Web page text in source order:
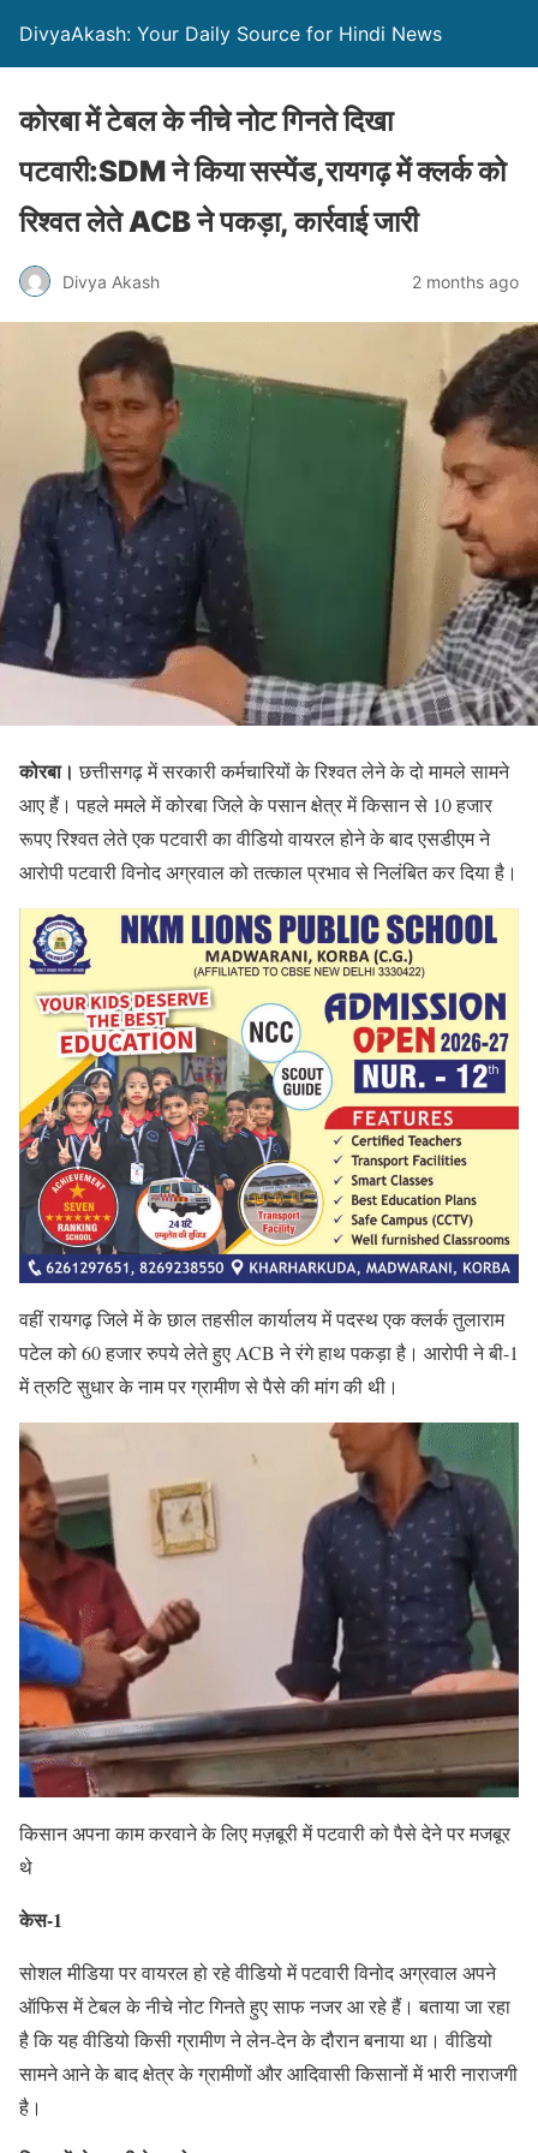
DivyaAkash: Your Daily Source for Hindi News
कोरबा में टेबल के नीचे नोट गिनते दिखा
पटवारी:SDM ने किया सस्पेंड,रायगढ़ में क्लर्क को
रिश्वत लेते ACB ने पकड़ा, कार्रवाई जारी
Divya Akash 2 months ago
कोरबा।छत्तीसगढ़ में सरकारी कर्मचारियों के रिश्वत लेने के दो मामले सामने
आए हैं। पहले ममले में कोरबा जिले के पसान क्षेत्र में किसान से 10 हजार
रूपए रिश्वत लेते एक पटवारी का वीडियो वायरल होने के बाद एसडीएम ने
आरोपी पटवारी विनोद अग्रवाल को तत्काल प्रभाव से निलंबित कर दिया है।
वहीं रायगढ़ जिले में के छाल तहसील कार्यालय में पदस्थ एक क्लर्क तुलाराम
पटेल को 60 हजार रुपये लेते हुए ACB ने रंगे हाथ पकड़ा है। आरोपी ने बी-1
में त्रुटि सुधार के नाम पर ग्रामीण से पैसे की मांग की थी।
किसान अपना काम करवाने के लिए मज़बूरी में पटवारी को पैसे देने पर मजबूर
थे
केस-1
सोशल मीडिया पर वायरल हो रहे वीडियो में पटवारी विनोद अग्रवाल अपने
ऑफिस में टेबल के नीचे नोट गिनते हुए साफ नजर आ रहे हैं। बताया जा रहा
है कि यह वीडियो किसी ग्रामीण ने लेन-देन के दौरान बनाया था। वीडियो
सामने आने के बाद क्षेत्र के ग्रामीणों और आदिवासी किसानों में भारी नाराजगी
है।